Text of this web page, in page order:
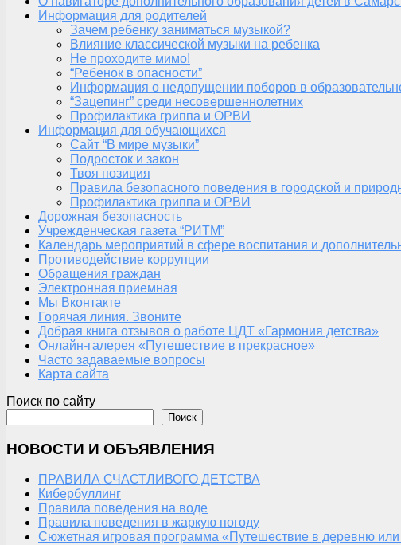
Информация для родителей
Зачем ребенку заниматься музыкой?
Влияние классической музыки на ребенка
Не проходите мимо!
“Ребенок в опасности”
Информация о недопущении поборов в
“Зацепинг” среди несовершеннолетних
Профилактика гриппа и ОРВИ
Информация для обучающихся
Сайт “В мире музыки”
Подросток и закон
Твоя позиция
Правила безопасного поведения в городской и
Профилактика гриппа и ОРВИ
Дорожная безопасность
Учрежденческая газета “РИТМ”
Календарь мероприятий в сфере воспитания и
Противодействие коррупции
Обращения граждан
Электронная приемная
Мы Вконтакте
Горячая линия. Звоните
Добрая книга отзывов о работе ЦДТ «Гармония детства»
Онлайн-галерея «Путешествие в прекрасное»
Часто задаваемые вопросы
Карта сайта
Поиск по сайту
Поиск
НОВОСТИ И ОБЪЯВЛЕНИЯ
ПРАВИЛА СЧАСТЛИВОГО ДЕТСТВА
Кибербуллинг
Правила поведения на воде
Правила поведения в жаркую погоду
Сюжетная игровая программа «Путешествие в деревню